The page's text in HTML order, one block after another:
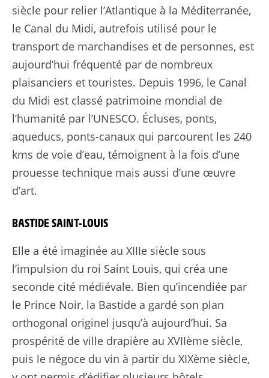
siècle pour relier l’Atlantique à la Méditerranée,
le Canal du Midi, autrefois utilisé pour le
transport de marchandises et de personnes, est
aujourd’hui fréquenté par de nombreux
plaisanciers et touristes. Depuis 1996, le Canal
du Midi est classé patrimoine mondial de
l’humanité par l’UNESCO. Écluses, ponts,
aqueducs, ponts-canaux qui parcourent les 240
kms de voie d’eau, témoignent à la fois d’une
prouesse technique mais aussi d’une œuvre
d’art.
BASTIDE SAINT-LOUIS
Elle a été imaginée au XIIIe siècle sous
l’impulsion du roi Saint Louis, qui créa une
seconde cité médiévale. Bien qu’incendiée par
le Prince Noir, la Bastide a gardé son plan
orthogonal originel jusqu’à aujourd’hui. Sa
prospérité de ville drapière au XVIIème siècle,
puis le négoce du vin à partir du XIXème siècle,